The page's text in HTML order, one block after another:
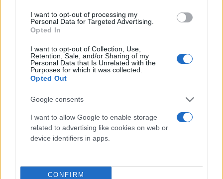
I want to opt-out of processing my
Personal Data for Targeted Advertising.
Opted In
I want to opt-out of Collection, Use,
Retention, Sale, and/or Sharing of my
Personal Data that Is Unrelated with the
Purposes for which it was collected.
Opted Out
Google consents
I want to allow Google to enable storage
related to advertising like cookies on web or
device identifiers in apps.
CONFIRM